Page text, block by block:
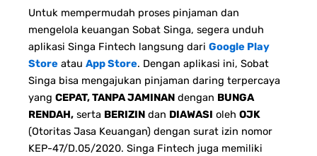
Untuk mempermudah proses pinjaman dan
mengelola keuangan Sobat Singa, segera unduh
aplikasi Singa Fintech langsung dari Google Play
Store atau App Store. Dengan aplikasi ini, Sobat
Singa bisa mengajukan pinjaman daring terpercaya
yang CEPAT, TANPA JAMINAN dengan BUNGA
RENDAH, serta BERIZIN dan DIAWASI oleh OJK
(Otoritas Jasa Keuangan) dengan surat izin nomor
KEP-47/D.05/2020. Singa Fintech juga memiliki